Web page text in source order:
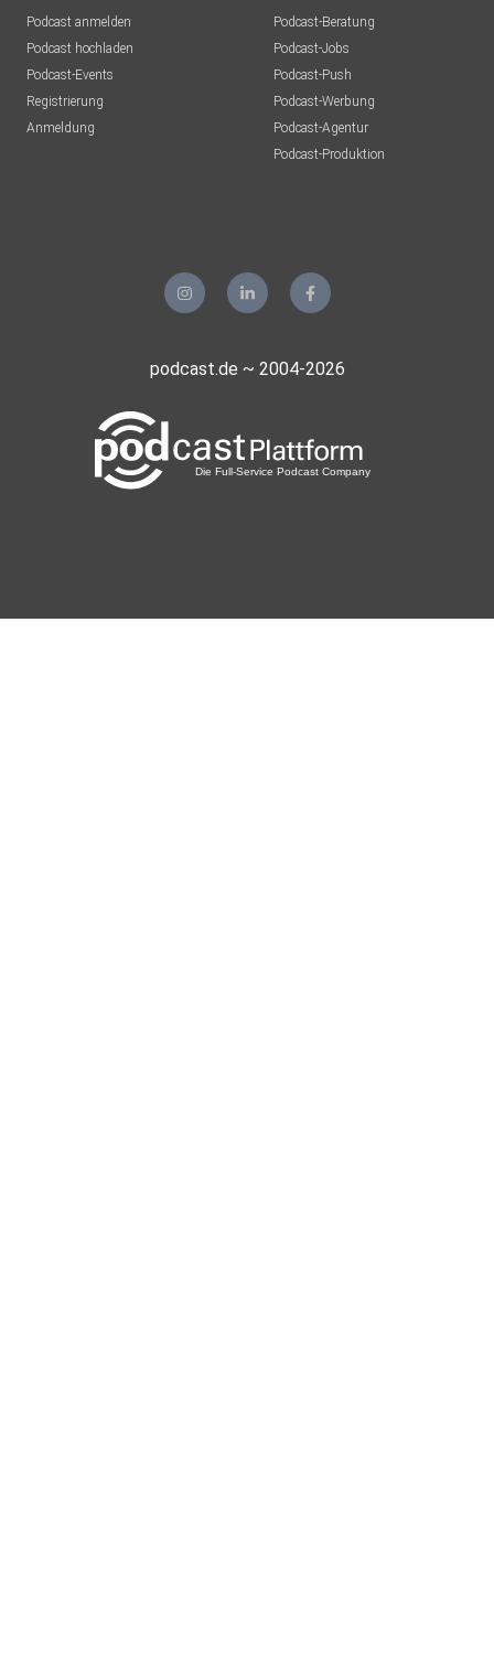
Podcast anmelden
Podcast hochladen
Podcast-Events
Registrierung
Anmeldung
Podcast-Beratung
Podcast-Jobs
Podcast-Push
Podcast-Werbung
Podcast-Agentur
Podcast-Produktion
podcast.de ~ 2004-2026